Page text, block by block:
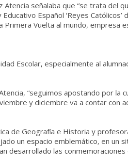
señalaba que “se trata del
Español ‘Reyes
Vuelta al mundo, empresa
Escolar, especialmente al
“seguimos apostando por
y diciembre va a contar con
de Geografía e Historia y
un espacio emblemático, en un
desarrollado las conmemoraciones